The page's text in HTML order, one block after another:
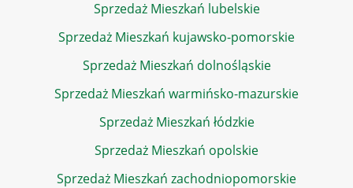
Sprzedaż Mieszkań lubelskie
Sprzedaż Mieszkań kujawsko-pomorskie
Sprzedaż Mieszkań dolnośląskie
Sprzedaż Mieszkań warmińsko-mazurskie
Sprzedaż Mieszkań łódzkie
Sprzedaż Mieszkań opolskie
Sprzedaż Mieszkań zachodniopomorskie